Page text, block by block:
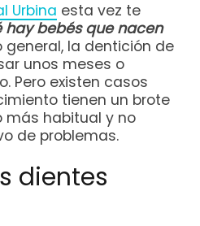
Urbina esta vez te
hay bebés que nacen
general, la dentición de
unos meses o
Pero existen casos
tienen un brote
más habitual y no
de problemas.
dientes